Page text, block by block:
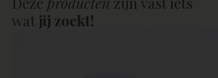
wat jij zoekt!